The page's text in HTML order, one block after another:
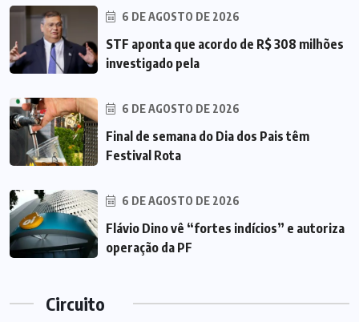
6 DE AGOSTO DE 2026
STF aponta que acordo de R$ 308 milhões
investigado pela
6 DE AGOSTO DE 2026
Final de semana do Dia dos Pais têm
Festival Rota
6 DE AGOSTO DE 2026
Flávio Dino vê “fortes indícios” e autoriza
operação da PF
Circuito